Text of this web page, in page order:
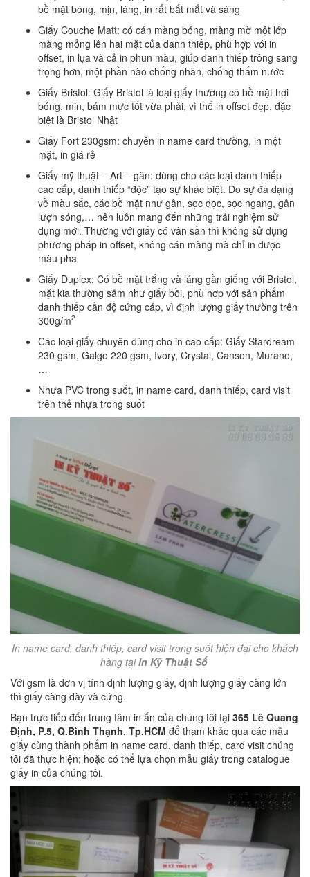
bề mặt bóng, mịn, láng, in rất bắt mắt và sáng
Giấy Couche Matt: có cán màng bóng, màng mờ một lớp
màng mỏng lên hai mặt của danh thiếp, phù hợp với in
offset, in lụa và cả in phun màu, giúp danh thiếp trông sang
trọng hơn, một phần nào chống nhăn, chống thấm nước
Giấy Bristol: Giấy Bristol là loại giấy thường có bề mặt hơi
bóng, mịn, bám mực tốt vừa phải, vì thế in offset đẹp, đặc
biệt là Bristol Nhật
Giấy Fort 230gsm: chuyên in name card thường, in một
mặt, in giá rẻ
Giấy mỹ thuật – Art – gân: dùng cho các loại danh thiếp
cao cấp, danh thiếp “độc” tạo sự khác biệt. Do sự đa dạng
về màu sắc, các bề mặt như gân, sọc dọc, sọc ngang, gân
lượn sóng,… nên luôn mang đến những trải nghiệm sử
dụng mới. Thường với giấy có vân sần thì không sử dụng
phương pháp in offset, không cán màng mà chỉ in được
màu pha
Giấy Duplex: Có bề mặt trắng và láng gần giống với Bristol,
mặt kia thường sẫm như giấy bồi, phù hợp với sản phẩm
danh thiếp cần độ cứng cáp, vì định lượng giấy thường trên
300g/m2
Các loại giấy chuyên dùng cho in cao cấp: Giấy Stardream
230 gsm, Galgo 220 gsm, Ivory, Crystal, Canson, Murano,
…
Nhựa PVC trong suốt, in name card, danh thiếp, card visit
trên thẻ nhựa trong suốt
In name card, danh thiếp, card visit trong suốt hiện đại cho khách
hàng tạiIn Kỹ Thuật Số
Với gsm là đơn vị tính định lượng giấy, định lượng giấy càng lớn
thì giấy càng dày và cứng.
Bạn trực tiếp đến trung tâm in ấn của chúng tôi tại 365 Lê Quang
Định, P.5, Q.Bình Thạnh, Tp.HCM để tham khảo qua các mẫu
giấy cùng thành phẩm in name card, danh thiếp, card visit chúng
tôi đã thực hiện; hoặc có thể lựa chọn mẫu giấy trong catalogue
giấy in của chúng tôi.